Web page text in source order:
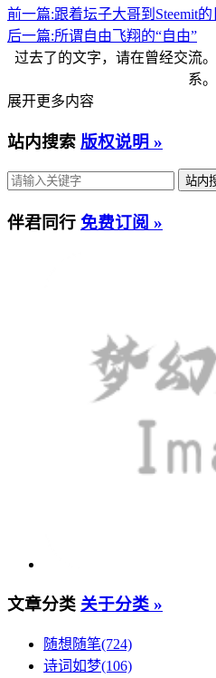
前一篇:跟着坛子大哥到Steemit
后一篇:所谓自由飞翔的“自由”
过去了的文字，请在曾经交流
系。
展开更多内容
站内搜索 版权说明 »
伴君同行 免费订阅 »
文章分类 关于分类 »
随想随笔(724)
诗词如梦(106)